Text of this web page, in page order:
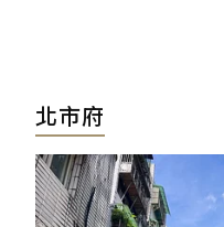
北市府